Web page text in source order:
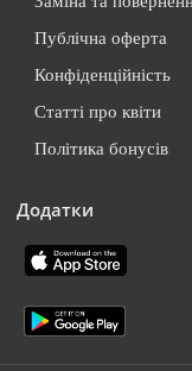
Публічна оферта
Конфіденційність
Статті про квіти
Політика бонусів
Додатки